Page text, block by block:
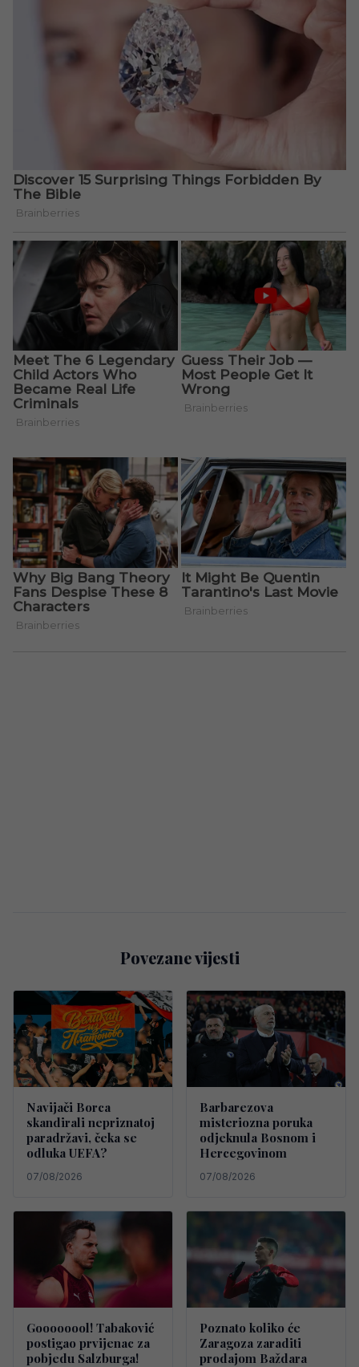
Povezane vijesti
Navijači Borca
skandirali nepriznatoj
paradržavi, čeka se
odluka UEFA?
07/08/2026
Barbarezova
misteriozna poruka
odjeknula Bosnom i
Hercegovinom
07/08/2026
Goooooool! Tabaković
postigao prvijenac za
pobjedu Salzburga!
Poznato koliko će
Zaragoza zaraditi
prodajom Baždara